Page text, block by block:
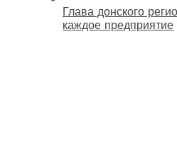
Глава донского
каждое предприятие